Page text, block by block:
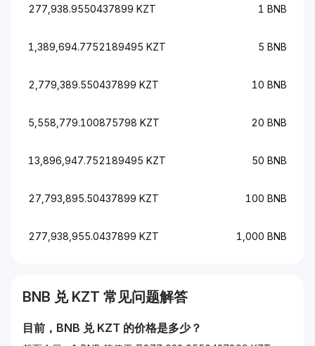
277,938.9550437899 KZT 1 BNB
1,389,694.7752189495 KZT 5 BNB
2,779,389.550437899 KZT 10 BNB
5,558,779.100875798 KZT 20 BNB
13,896,947.752189495 KZT 50 BNB
27,793,895.50437899 KZT 100 BNB
277,938,955.0437899 KZT 1,000 BNB
BNB 兑 KZT 常见问题解答
目前， BNB 兑 KZT 的价格是多少？